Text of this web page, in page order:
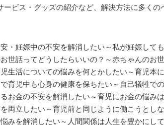
ービス・グッズの紹介など、解決方法に多くの
・妊娠中の不安を解消したい～私が妊娠して
世話ってどうしたらいいの？～赤ちゃんのお
生活についての悩みを何とかしたい～育児本
育児中も心身の健康を保ちたい～自己犠牲で
お金の不安を解消したい～育児にお金の悩み
両立したい～育児前と同じように働こうとし
みを解消したい～人間関係は人生を豊かにし